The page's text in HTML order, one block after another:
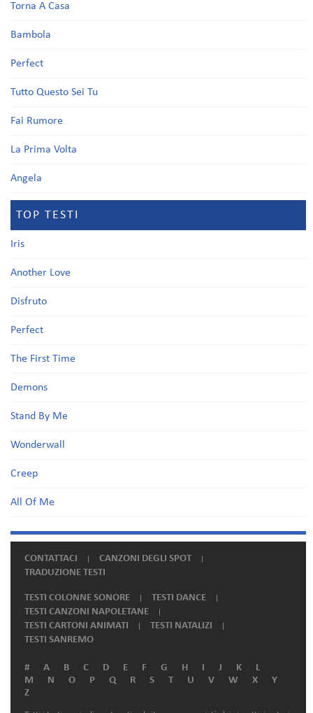
Torna A Casa
Bambola
Perfect
Tutto Questo Sei Tu
Fai Rumore
La Prima Volta
Angela
TOP TESTI
Iris
Another Love
Disfruto
Perfect
The First Time
Demons
Stand By Me
Wonderwall
Creep
All Of Me
CONTATTACI
CANZONI DEGLI SPOT
TRADUZIONE TESTI
TESTI COLONNE SONORE
TESTI DANCE
TESTI CANZONI NAPOLETANE
TESTI CARTONI ANIMATI
TESTI NATALIZI
TESTI SANREMO
# A B C D E F G H I J K
L
M
N O P Q R S T U V W X
Y
Z